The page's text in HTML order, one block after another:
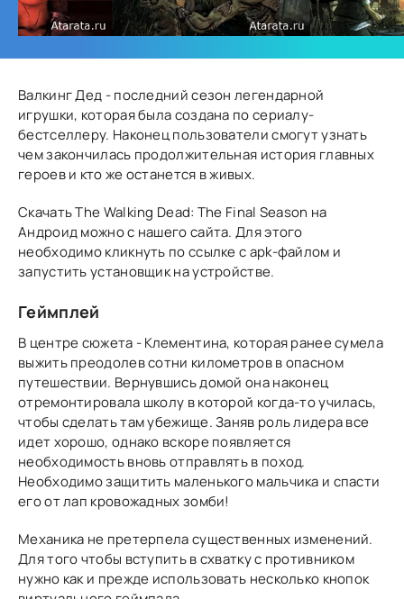
Валкинг Дед - последний сезон легендарной
игрушки, которая была создана по сериалу-
бестселлеру. Наконец пользователи смогут узнать
чем закончилась продолжительная история главных
героев и кто же останется в живых.
Скачать The Walking Dead: The Final Season на
Андроид можно с нашего сайта. Для этого
необходимо кликнуть по ссылке с apk-файлом и
запустить установщик на устройстве.
Геймплей
В центре сюжета - Клементина, которая ранее сумела
выжить преодолев сотни километров в опасном
путешествии. Вернувшись домой она наконец
отремонтировала школу в которой когда-то училась,
чтобы сделать там убежище. Заняв роль лидера все
идет хорошо, однако вскоре появляется
необходимость вновь отправлять в поход.
Необходимо защитить маленького мальчика и спасти
его от лап кровожадных зомби!
Механика не претерпела существенных изменений.
Для того чтобы вступить в схватку с противником
нужно как и прежде использовать несколько кнопок